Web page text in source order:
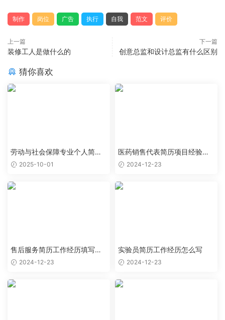
制作 岗位 广告 执行 自我 范文 评价
上一篇
装修工人是做什么的
下一篇
创意总监和设计总监有什么区别
猜你喜欢
劳动与社会保障专业个人简历
范文2025-10-01
医药销售代表简历项目经验怎
么写2024-12-23
售后服务简历工作经历填写样
本 2024-12-23
实验员简历工作经历怎么写
2024-12-23